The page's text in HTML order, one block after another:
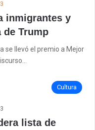
inmigrantes y
Trump
se llevó el premio a Mejor
Cultura
lista de